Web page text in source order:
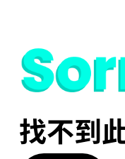
找不到